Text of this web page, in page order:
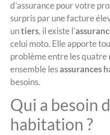
d’assurance pour votre
surpris par une facture
untiers, il existe l’
celui moto. Elle apporte
problème entre les quatre
ensemble lesassurances
besoins.
Qui a besoin
habitation ?